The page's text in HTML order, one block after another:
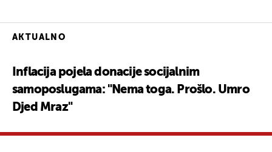
AKTUALNO
Inflacija pojela donacije socijalnim
samoposlugama: "Nema toga. Prošlo. Umro
Djed Mraz"